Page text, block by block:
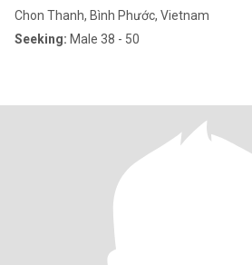
Chon Thanh, Bình Phước, Vietnam
Seeking: Male 38 - 50